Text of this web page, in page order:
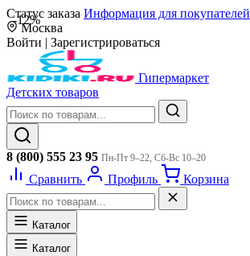
Статус заказа Информация для покупателей
Москва
Войти | Зарегистрироваться
Гипермаркет
Детских товаров
8 (800) 555 23 95 Пн-Пт 9–22, Сб-Вс 10–20
Сравнить Профиль Корзина
Каталог
Каталог
-12%